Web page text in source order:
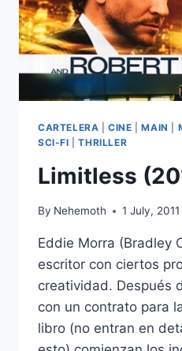
CARTELERA |CINE |MAIN
SCI-FI |THRILLER
Limitless
By Nehemoth 1 July, 2011
Eddie Morra (Bradley
escritor con ciertos
creatividad. Después
con un contrato para
libro (no entran en